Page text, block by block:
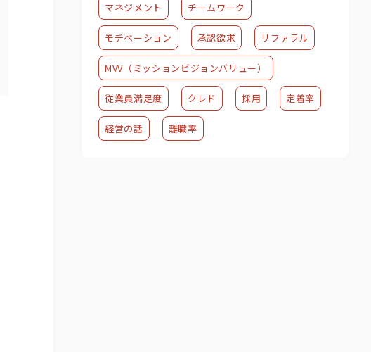
マネジメント チームワーク
モチベーション 承認欲求 リファラル
MVV（ミッションビジョンバリュー）
従業員満足度 クレド 採用 定着率
経営の話 離職率